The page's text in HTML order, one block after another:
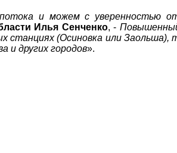
и можем с уверенностью
Илья Сенченко, -
станциях (Осиновка или
и других городов».